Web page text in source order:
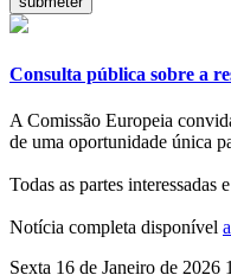
Consulta pública sobre a
A Comissão Europeia
de uma oportunidade única
Todas as partes interessadas
Notícia completa disponível
Sexta 16 de Janeiro de 2026